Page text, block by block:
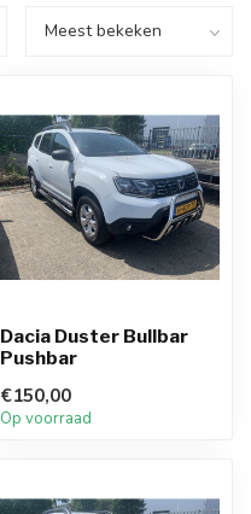
Dacia Duster Bullbar
Pushbar
€150,00
Op voorraad